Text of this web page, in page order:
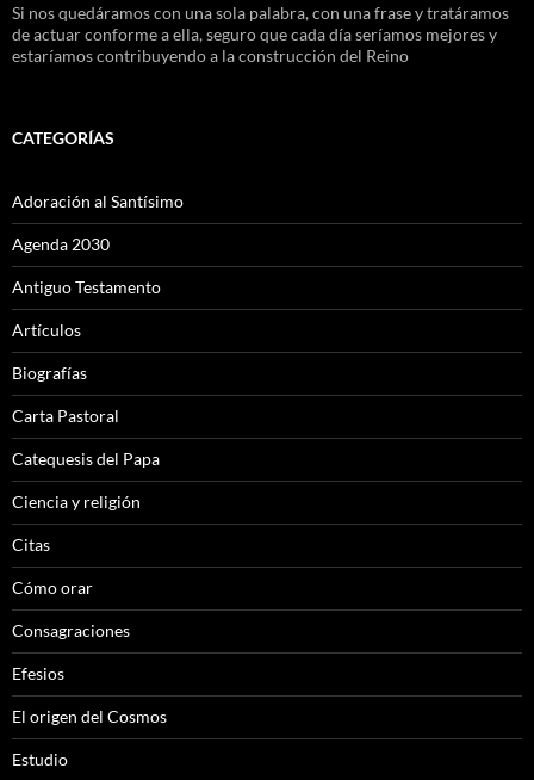
Si nos quedáramos con una sola palabra, con una frase y tratáramos
de actuar conforme a ella, seguro que cada día seríamos mejores y
estaríamos contribuyendo a la construcción del Reino
CATEGORÍAS
Adoración al Santísimo
Agenda 2030
Antiguo Testamento
Artículos
Biografías
Carta Pastoral
Catequesis del Papa
Ciencia y religión
Citas
Cómo orar
Consagraciones
Efesios
El origen del Cosmos
Estudio